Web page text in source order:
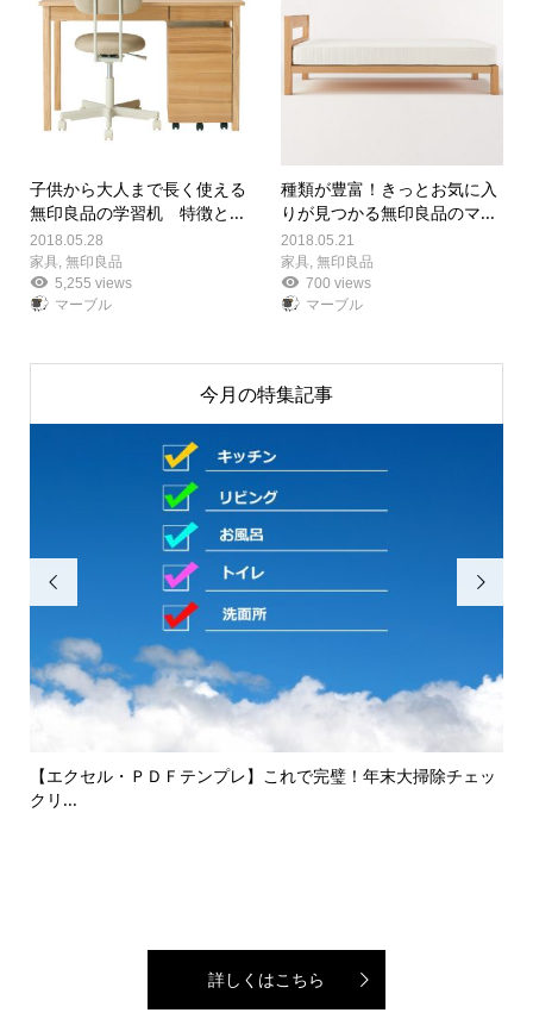
子供から大人まで長く使える
無印良品の学習机 特徴と...
2018.05.28
家具 無印良品
5,255 views
マーブル
種類が豊富！きっとお気に入
りが見つかる無印良品のマ...
2018.05.21
家具 ,無印良品
700 views
マーブル
今月の特集記事

【エクセル・ＰＤＦテンプレ】これで完璧！年末大掃除チェッ
クリ...

詳しくはこちら